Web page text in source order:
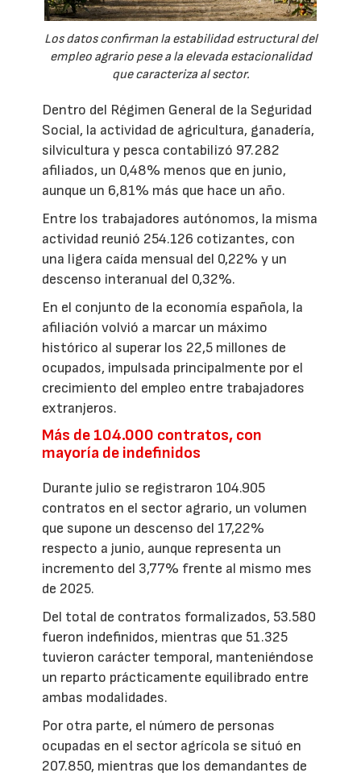
Los datos confirman la estabilidad estructural del
empleo agrario pese a la elevada estacionalidad
que caracteriza al sector.
Dentro del Régimen General de la Seguridad
Social, la actividad de agricultura, ganadería,
silvicultura y pesca contabilizó 97.282
afiliados, un 0,48% menos que en junio,
aunque un 6,81% más que hace un año.
Entre los trabajadores autónomos, la misma
actividad reunió 254.126 cotizantes, con
una ligera caída mensual del 0,22% y un
descenso interanual del 0,32%.
En el conjunto de la economía española, la
afiliación volvió a marcar un máximo
histórico al superar los 22,5 millones de
ocupados, impulsada principalmente por el
crecimiento del empleo entre trabajadores
extranjeros.
Más de 104.000 contratos, con
mayoría de indefinidos
Durante julio se registraron 104.905
contratos en el sector agrario, un volumen
que supone un descenso del 17,22%
respecto a junio, aunque representa un
incremento del 3,77% frente al mismo mes
de 2025.
Del total de contratos formalizados, 53.580
fueron indefinidos, mientras que 51.325
tuvieron carácter temporal, manteniéndose
un reparto prácticamente equilibrado entre
ambas modalidades.
Por otra parte, el número de personas
ocupadas en el sector agrícola se situó en
207.850, mientras que los demandantes de